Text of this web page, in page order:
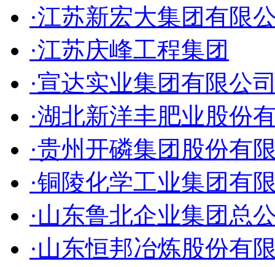
·江苏新宏大集团有限
·江苏庆峰工程集团
·宣达实业集团有限公
·湖北新洋丰肥业股份
·贵州开磷集团股份有
·铜陵化学工业集团有
·山东鲁北企业集团总
·山东恒邦冶炼股份有